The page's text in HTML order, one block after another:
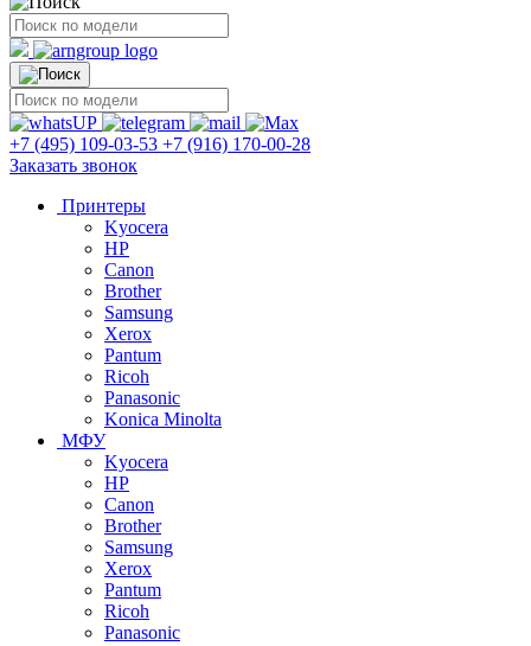
+7 (495) 109-03-53 +7 (916) 170-00-28
Заказать звонок
Принтеры
Kyocera
HP
Canon
Brother
Samsung
Xerox
Pantum
Ricoh
Panasonic
Konica Minolta
МФУ
Kyocera
HP
Canon
Brother
Samsung
Xerox
Pantum
Ricoh
Panasonic